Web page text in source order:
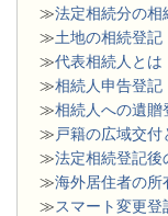
≫法定相続分の相
≫土地の相続登記
≫代表相続人とは
≫相続人申告登記
≫相続人への遺贈
≫ 戸籍の広域交付
≫法定相続登記後
≫海外居住者の所
≫スマート変更登